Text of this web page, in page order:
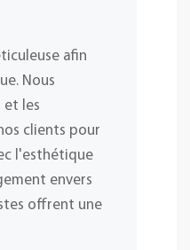
afin
Nous
et les
clients pour
l'esthétique
envers
offrent une